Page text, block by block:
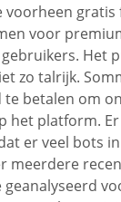
voorheen gratis
voor
Het
zo talrijk.
betalen om
het platform.
er veel bots
meerdere
geanalyseerd